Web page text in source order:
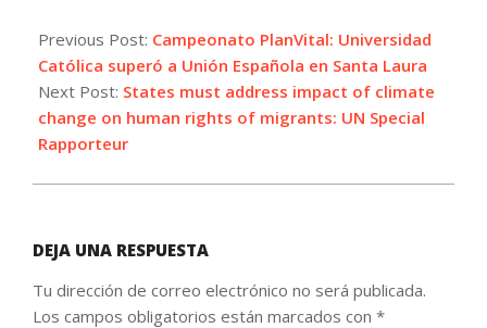
10-
20
Previous Post: Campeonato PlanVital: Universidad
Católica superó a Unión Española en Santa Laura
Next Post: States must address impact of climate
change on human rights of migrants: UN Special
Rapporteur
DEJA UNA RESPUESTA
Tu dirección de correo electrónico no será publicada.
Los campos obligatorios están marcados con *